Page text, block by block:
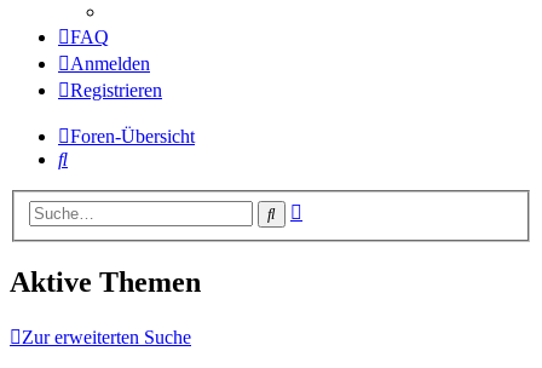
FAQ
Anmelden
Registrieren
Foren-Übersicht
Suche
Suche
Aktive Themen
Zur erweiterten Suche